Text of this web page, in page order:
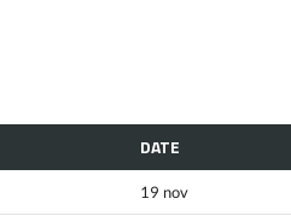
DATE
19 nov